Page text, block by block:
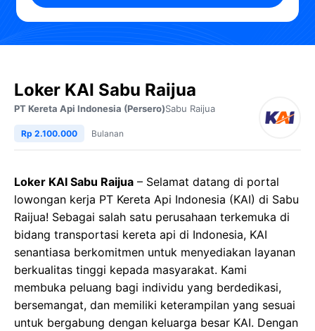
Loker KAI Sabu Raijua
PT Kereta Api Indonesia (Persero)Sabu Raijua
Rp 2.100.000 Bulanan
Loker KAI Sabu Raijua – Selamat datang di portal
lowongan kerja PT Kereta Api Indonesia (KAI) di Sabu
Raijua! Sebagai salah satu perusahaan terkemuka di
bidang transportasi kereta api di Indonesia, KAI
senantiasa berkomitmen untuk menyediakan layanan
berkualitas tinggi kepada masyarakat. Kami
membuka peluang bagi individu yang berdedikasi,
bersemangat, dan memiliki keterampilan yang sesuai
untuk bergabung dengan keluarga besar KAI. Dengan